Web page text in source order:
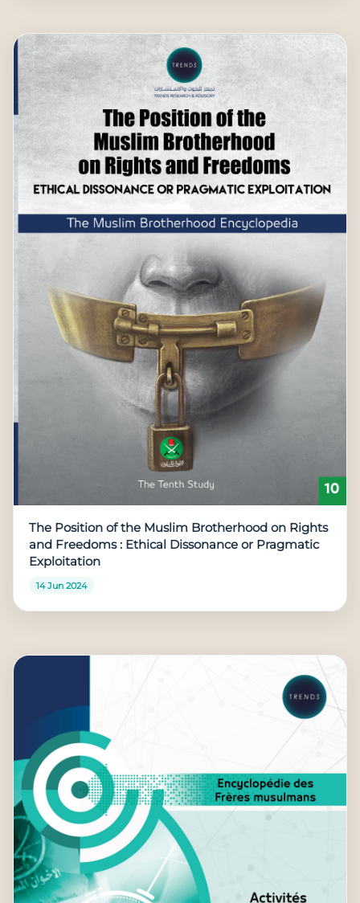
The Position of the Muslim Brotherhood on Rights
and Freedoms : Ethical Dissonance or Pragmatic
Exploitation
14 Jun 2024